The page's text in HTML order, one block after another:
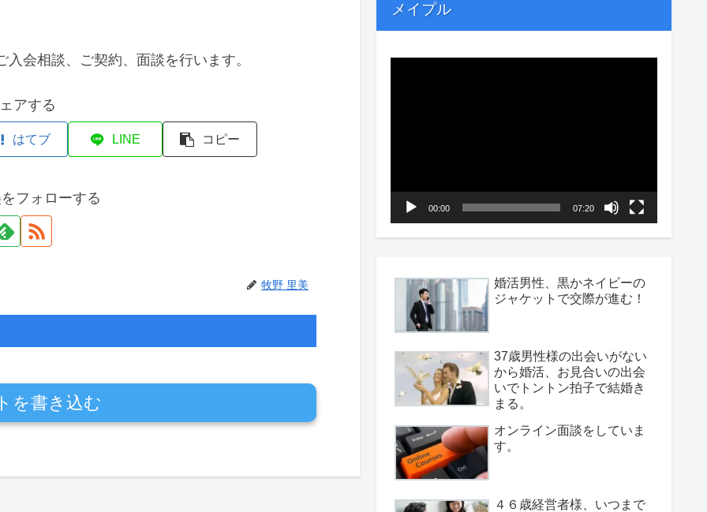
会相談、ご契約、面談を行います。
アする
はてブ LINE コピー
フォローする
牧野 里美
を書き込む
メイプル
ヤ
ー
00:00 07:20
婚活男性、黒かネイビーの
ジャケットで交際が進む！
37歳男性様の出会いがない
から婚活、お見合いの出会
いでトントン拍子で結婚き
まる。
オンライン面談をしていま
す。
４６歳経営者様、いつまで